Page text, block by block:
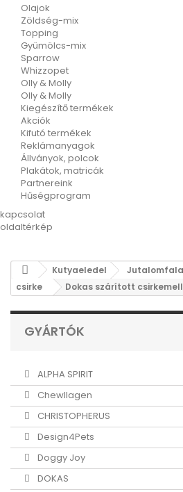
Olajok
Zöldség-mix
Topping
Gyümölcs-mix
Sparrow
Whizzopet
Olly & Molly
Olly & Molly
Kiegészítő termékek
Akciók
Kifutó termékek
Reklámanyagok
Állványok, polcok
Plakátok, matricák
Partnereink
Hűségprogram
kapcsolat
oldaltérkép
Kutyaeledel
csirke
Dokas szárított
GYÁRTÓK
ALPHA SPIRIT
Chewllagen
CHRISTOPHERUS
Design4Pets
Doggy Joy
DOKAS